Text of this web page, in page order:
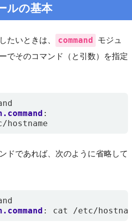
ルの基本
たいときは、 command
モジュ
でそのコマンド（と引数）を指定
:
ドであれば、次のように省略して
: cat /etc/